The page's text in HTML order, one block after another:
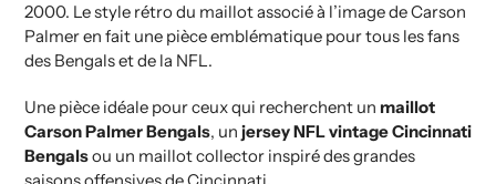
2000. Le style rétro du maillot associé à l’image de Carson
Palmer en fait une pièce emblématique pour tous les fans
des Bengals et de la NFL.
Une pièce idéale pour ceux qui recherchent un maillot
Carson Palmer Bengals, un jersey NFL vintage Cincinnati
Bengalsou un maillot collector inspiré des grandes
saisons offensives de Cincinnati.